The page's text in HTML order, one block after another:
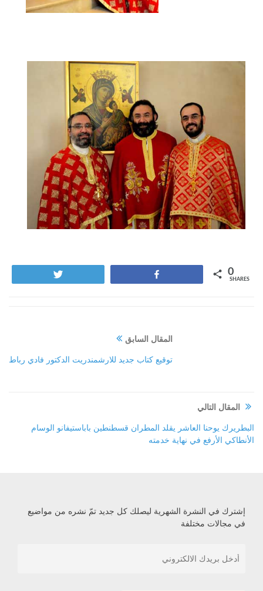
0
SHARES
المقال السابق
توقيع كتاب جديد للارشمندريت الدكتور فادي رباط
المقال التالي
البطريرك يوحنا العاشر يقلد المطران قسطنطين باباستيفانو الوسام
الأنطاكي الأرفع في نهاية خدمته
إشترك في النشرة الشهرية ليصلك كل جديد تمّ نشره من مواضيع
في مجالات مختلفة